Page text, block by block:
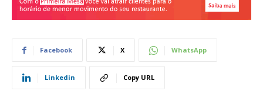
Facebook X WhatsApp
Linkedin Copy URL